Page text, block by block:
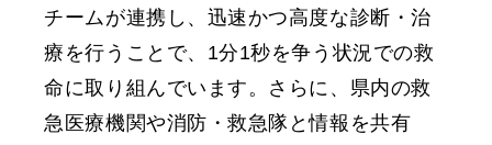
チームが連携し、迅速かつ高度な診断・治
療を行うことで、1分1秒を争う状況での救
命に取り組んでいます。さらに、県内の救
急医療機関や消防・救急隊と情報を共有